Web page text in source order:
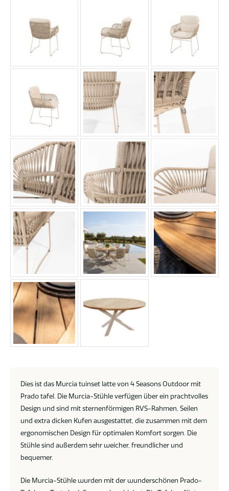
Dies ist das Murcia tuinset latte von 4 Seasons Outdoor mit
Prado tafel. Die Murcia-Stühle verfügen über ein prachtvolles
Design und sind mit sternenförmigen RVS-Rahmen, Seilen
und extra dicken Kufen ausgestattet, die zusammen mit dem
ergonomischen Design für optimalen Komfort sorgen. Die
Stühle sind außerdem sehr weicher, freundlicher und
bequemer.
Die Murcia-Stühle wurden mit der wunderschönen Prado-